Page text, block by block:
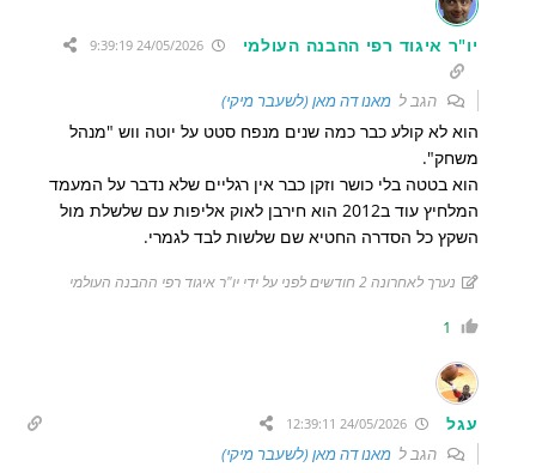
יו"ר איגוד רפי ההבנה העולמי 24/05/2026 9:39:19
הגב למאנו דה מאן (לשעבר מיקי)
הוא לא קולע כבר כמה שנים מנפח סטט על יוטה ווש "מנהל
משחק".
הוא בטטה בלי כושר וזקן כבר אין רגליים שלא נדבר על המעמד
המלחיץ עוד ב2012 הוא חירבן לאוק אליפות עם שלשלת מול
השקץ כל הסדרה החטיא שם שלשות לבד לגמרי.
נערך לאחרונה 2 חודשים לפני על ידי יו"ר איגוד רפי ההבנה העולמי
1
עגל
הגב למאנו דה מאן (לשעבר מיקי)